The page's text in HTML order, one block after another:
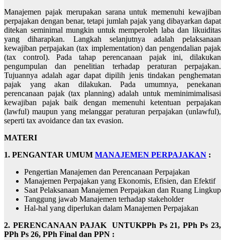
Manajemen pajak merupakan sarana untuk memenuhi kewajiban
perpajakan dengan benar, tetapi jumlah pajak yang dibayarkan dapat
ditekan seminimal mungkin untuk memperoleh laba dan likuiditas
yang diharapkan. Langkah selanjutnya adalah pelaksanaan
kewajiban perpajakan (tax implementation) dan pengendalian pajak
(tax control). Pada tahap perencanaan pajak ini, dilakukan
pengumpulan dan penelitian terhadap peraturan perpajakan.
Tujuannya adalah agar dapat dipilih jenis tindakan penghematan
pajak yang akan dilakukan. Pada umumnya, penekanan
perencanaan pajak (tax planning) adalah untuk meminimimalisasi
kewajiban pajak baik dengan memenuhi ketentuan perpajakan
(lawful) maupun yang melanggar peraturan perpajakan (unlawful),
seperti tax avoidance dan tax evasion.
MATERI
1. PENGANTAR UMUM MANAJEMEN PERPAJAKAN :
Pengertian Manajemen dan Perencanaan Perpajakan
Manajemen Perpajakan yang Ekonomis, Efisien, dan Efektif
Saat Pelaksanaan Manajemen Perpajakan dan Ruang Lingkup
Tanggung jawab Manajemen terhadap stakeholder
Hal-hal yang diperlukan dalam Manajemen Perpajakan
2. PERENCANAAN PAJAK UNTUKPPh Ps 21, PPh Ps 23,
PPh Ps 26, PPh Final dan PPN :